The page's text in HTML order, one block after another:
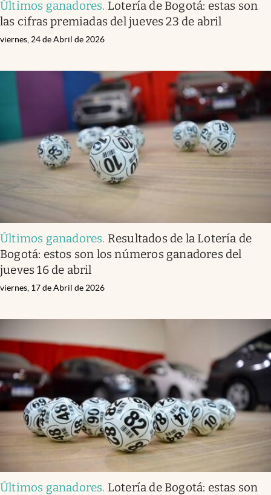
Últimos ganadores. Lotería de Bogotá: estas son
las cifras premiadas del jueves 23 de abril
viernes, 24 de Abril de 2026
Últimos ganadores. Resultados de la Lotería de
Bogotá: estos son los números ganadores del
jueves 16 de abril
viernes, 17 de Abril de 2026
Últimos ganadores. Lotería de Bogotá: estas son